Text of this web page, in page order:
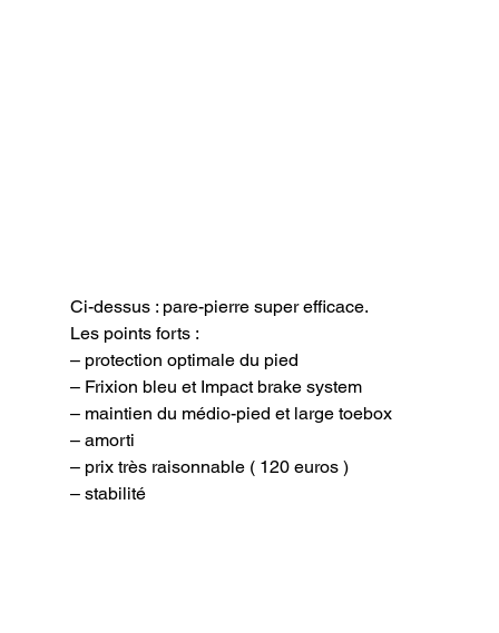
Ci-dessus : pare-pierre super efficace.
Les points forts :
– protection optimale du pied
– Frixion bleu et Impact brake system
– maintien du médio-pied et large toebox
– amorti
– prix très raisonnable ( 120 euros )
– stabilité